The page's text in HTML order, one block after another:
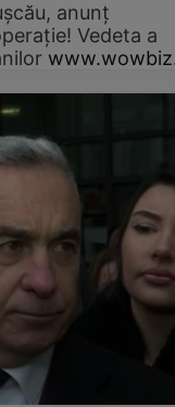
anunț
Vedeta a